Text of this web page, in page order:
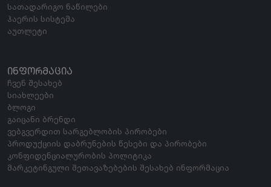
სათადარიგო ნაწილები
ჰაერის სისტემა
აუთლეტი
ᲘᲜᲤᲝᲠᲛᲐᲪᲘᲐ
ჩვენ შესახებ
სიახლეები
ბლოგი
გაიცანი ბრენდი
ვებგვერდით სარგებლობის პირობები
პროდუქციის დაბრუნების წესები და პირობები
კონფიდენციალურობის პოლიტიკა
მარკეტინგული შეთავაზებების შესახებ ინფორმაცია